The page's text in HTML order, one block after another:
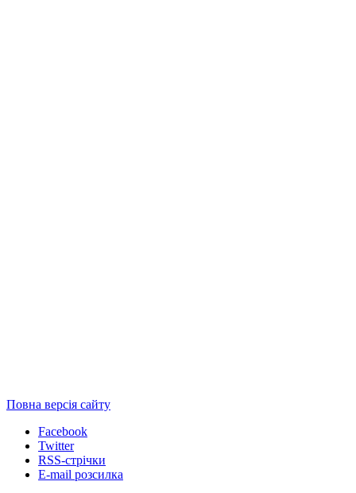
Повна версія сайту
Facebook
Twitter
RSS-стрічки
E-mail розсилка